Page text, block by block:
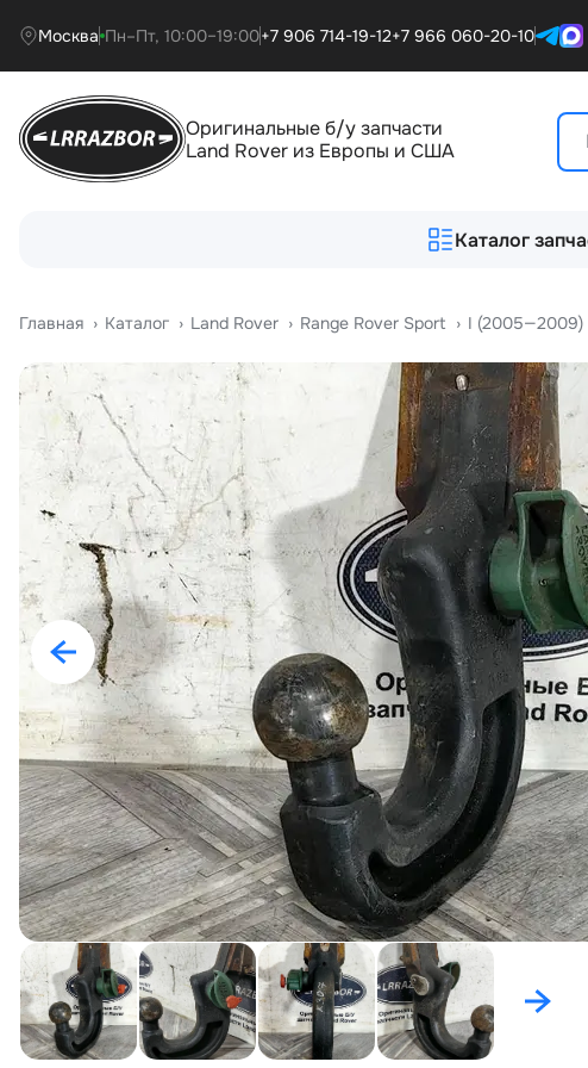
Москва Пн–Пт, 10:00–19:00+7 906 714-19-12+7 966 060-20-10
Оригинальные б/у запчасти
Land Rover из Европы и США
Каталог
Главная › Катало › Land Rover › Range Rover Sport › I (2005—2009)